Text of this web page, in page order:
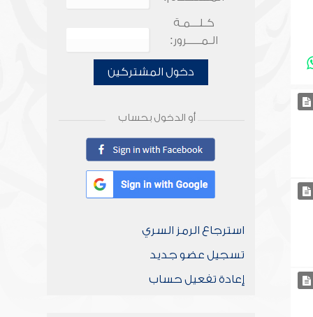
كـلـــمـة
الـمـــــرور:
دخول المشتركين
أو الدخول بحساب
استرجاع الرمز السري
تسجيل عضو جديد
إعادة تفعيل حساب